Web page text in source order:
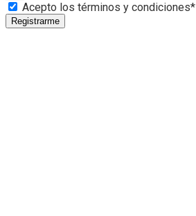
Acepto los términos y condiciones*
Registrarme